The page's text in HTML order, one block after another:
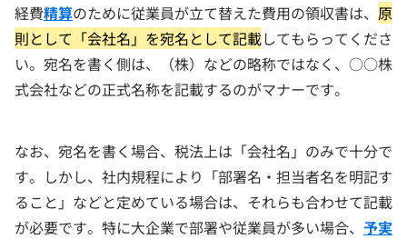
経費精算のために従業員が立て替えた費用の領収書は、 原
則として「会社名」を宛名として記載してもらってくださ
い。宛名を書く側は、（株）などの略称ではなく、○○株
式会社などの正式名称を記載するのがマナーです。
なお、宛名を書く場合、税法上は「会社名」のみで十分で
す。しかし、社内規程により「部署名・担当者名を明記す
ること」などと定めている場合は、それらも合わせて記載
が必要です。特に大企業で部署や従業員が多い場合、 予実